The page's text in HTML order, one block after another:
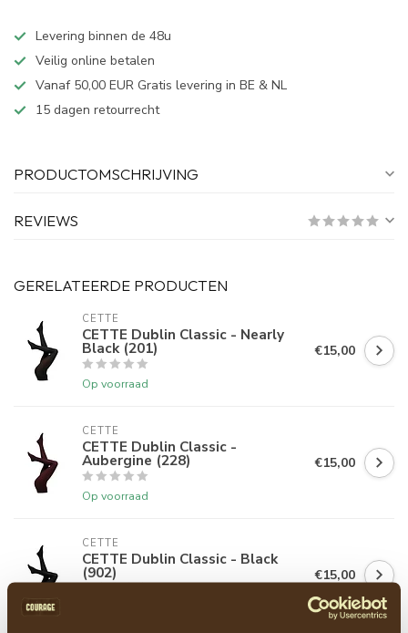
Levering binnen de 48u
Veilig online betalen
Vanaf 50,00 EUR Gratis levering in BE & NL
15 dagen retourrecht
PRODUCTOMSCHRIJVING
REVIEWS
GERELATEERDE PRODUCTEN
CETTE
CETTE Dublin Classic - Nearly
Black (201)
Op voorraad
€15,00
CETTE
CETTE Dublin Classic -
Aubergine (228)
Op voorraad
€15,00
CETTE
CETTE Dublin Classic - Black
(902) €15,00